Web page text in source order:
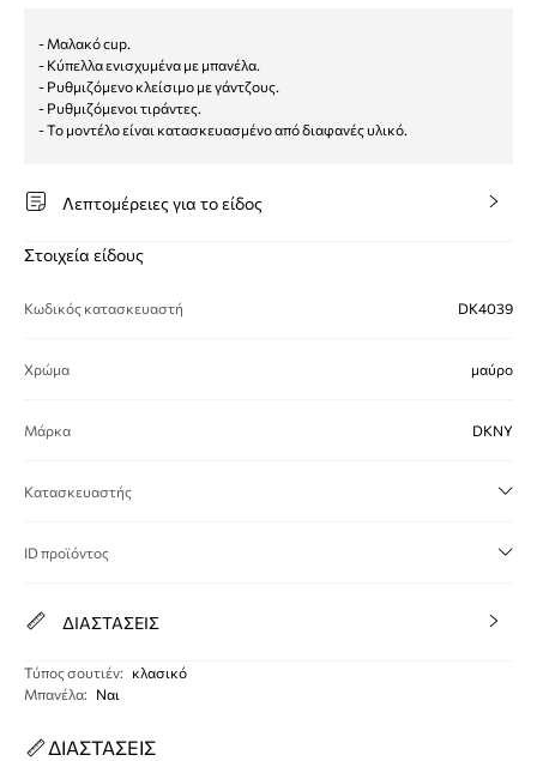
- Μαλακό cup.
- Κύπελλα ενισχυμένα με μπανέλα.
- Ρυθμιζόμενο κλείσιμο με γάντζους.
- Ρυθμιζόμενοι τιράντες.
- Το μοντέλο είναι κατασκευασμένο από διαφανές υλικό.
Λεπτομέρειες για το είδος
Στοιχεία είδους
Κωδικός κατασκευαστή DK4039
Χρώμα μαύρο
Μάρκα DKNY
Κατασκευαστής
ID προϊόντος
ΔΙΑΣΤΑΣΕΙΣ
Τύπος σουτιέν:
κλασικό
Μπανέλα: Ναι
ΔΙΑΣΤΑΣΕΙΣ